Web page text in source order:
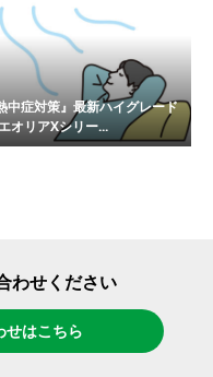
中症対策』最新ハイグレード
オリアXシリー...
わせください
せはこちら